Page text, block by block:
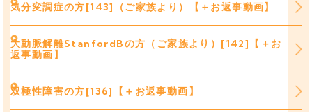
気分変調症の方[143]（ご家族より）【＋お返事動画】
大動脈解離StanfordBの方（ご家族より）[142]【＋お
返事動画】
双極性障害の方[136]【＋お返事動画】